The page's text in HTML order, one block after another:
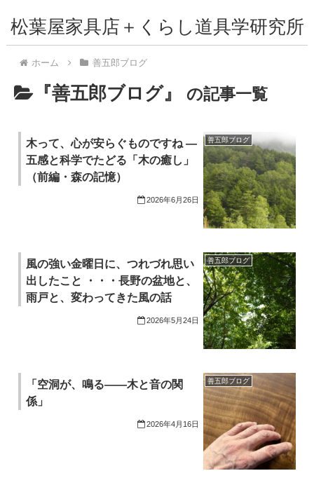
松葉屋家具店＋くらし道具学研究所
ホーム 善五郎ブログ
『善五郎ブログ』 の記事一覧
善五郎ブログ
木って、心が安らぐものですね ―
五感と科学でたどる「木の癒し」
（前編・森の記憶）
2026年6月26日
善五郎ブログ
風の強い金曜日に、つれづれ思い
出したこと ・・・長野の盆地と、
雨戸と、変わってきた風の話
2026年5月24日
善五郎ブログ
「空洞が、鳴る——木と音の関
係」
2026年4月16日